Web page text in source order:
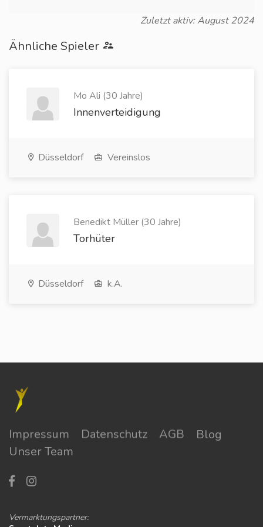
Zuletzt aktiv: August 2024
Ähnliche Spieler
Mo Ali (30 Jahre)
Innenverteidigung
Düsseldorf Vereinslos
Benedikt Müller (30 Jahre)
Torhüter
Düsseldorf k.A.
Impressum Datenschutz AGB
Blog
Unser Team
Vermarktungspartner: